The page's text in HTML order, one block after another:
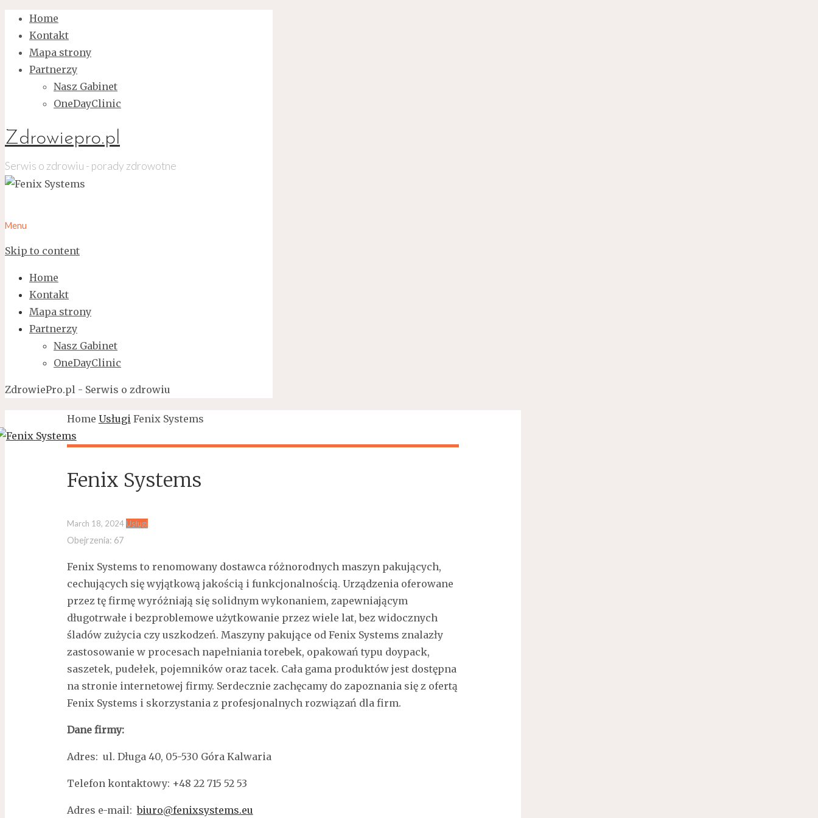
Home
Kontakt
Mapa strony
Partnerzy
Nasz Gabinet
OneDayClinic
Zdrowiepro.pl
Serwis o zdrowiu - porady zdrowotne
Menu
Skip to content
Home
Kontakt
Mapa strony
Partnerzy
Nasz Gabinet
OneDayClinic
ZdrowiePro.pl - Serwis o zdrowiu
Home Usługi Fenix Systems
Fenix Systems
March 18, 2024 Usługi
Obejrzenia: 67
Fenix Systems to renomowany dostawca różnorodnych maszyn pakujących,
cechujących się wyjątkową jakością i funkcjonalnością. Urządzenia oferowane
przez tę firmę wyróżniają się solidnym wykonaniem, zapewniającym
długotrwałe i bezproblemowe użytkowanie przez wiele lat, bez widocznych
śladów zużycia czy uszkodzeń. Maszyny pakujące od Fenix Systems znalazły
zastosowanie w procesach napełniania torebek, opakowań typu doypack,
saszetek, pudełek, pojemników oraz tacek. Cała gama produktów jest dostępna
na stronie internetowej firmy. Serdecznie zachęcamy do zapoznania się z ofertą
Fenix Systems i skorzystania z profesjonalnych rozwiązań dla firm.
Dane firmy:
Adres: ul. Długa 40, 05-530 Góra Kalwaria
Telefon kontaktowy: +48 22 715 52 53
Adres e-mail:biuro@fenixsystems.eu